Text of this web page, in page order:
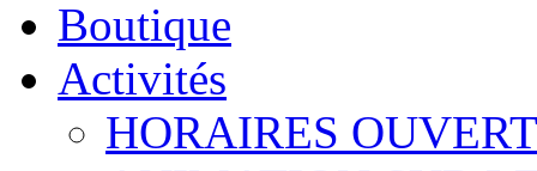
Boutique
Activités
HORAIRES